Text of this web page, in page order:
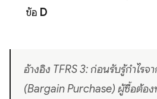
ข้อ D
อ้างอิง TFRS 3: ก่อนรับรู้กำไรจ
(Bargain Purchase) ผู้ซื้อต้อง